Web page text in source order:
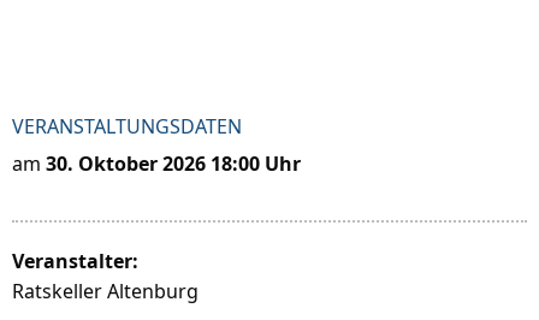
VERANSTALTUNGSDATEN
am 30. Oktober 2026 18:00 Uhr
Veranstalter:
Ratskeller Altenburg